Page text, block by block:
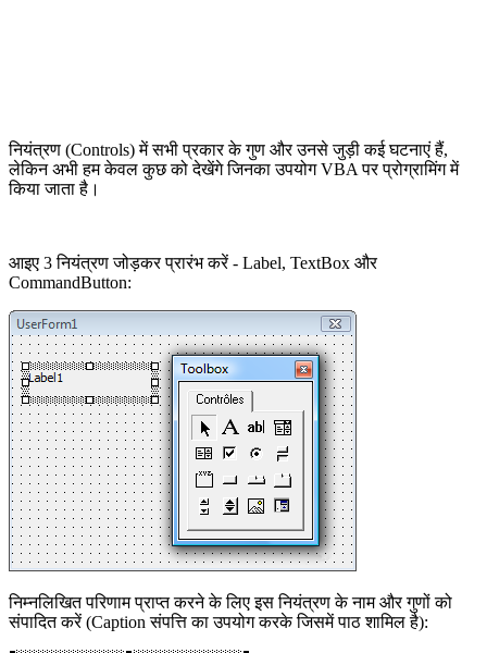
नियंत्रण (Controls) में सभी प्रकार के गुण और उनसे जुड़ी कई घटनाएं हैं,
लेकिन अभी हम केवल कुछ को देखेंगे जिनका उपयोग VBA पर प्रोग्रामिंग में
किया जाता है।
आइए 3 नियंत्रण जोड़कर प्रारंभ करें - Label, TextBox और
CommandButton:
निम्नलिखित परिणाम प्राप्त करने के लिए इस नियंत्रण के नाम और गुणों को
संपादित करें (Caption संपत्ति का उपयोग करके जिसमें पाठ शामिल है):